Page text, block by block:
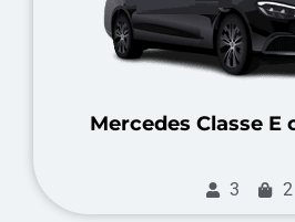
Mercedes Classe E
3 2